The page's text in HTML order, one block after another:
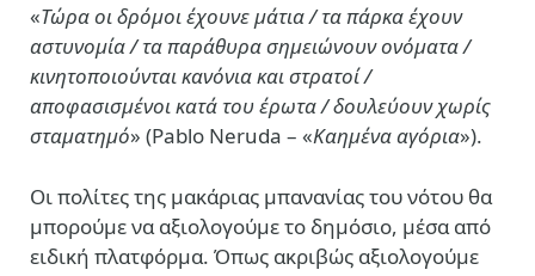
«Τώρα οι δρόμοι έχουνε μάτια / τα πάρκα έχουν
αστυνομία / τα παράθυρα σημειώνουν ονόματα /
κινητοποιούνται κανόνια και στρατοί /
αποφασισμένοι κατά του έρωτα / δουλεύουν χωρίς
σταματημό» (Pablo Neruda – «Καημένα αγόρια»).
Οι πολίτες της μακάριας μπανανίας του νότου θα
μπορούμε να αξιολογούμε το δημόσιο, μέσα από
ειδική πλατφόρμα. Όπως ακριβώς αξιολογούμε